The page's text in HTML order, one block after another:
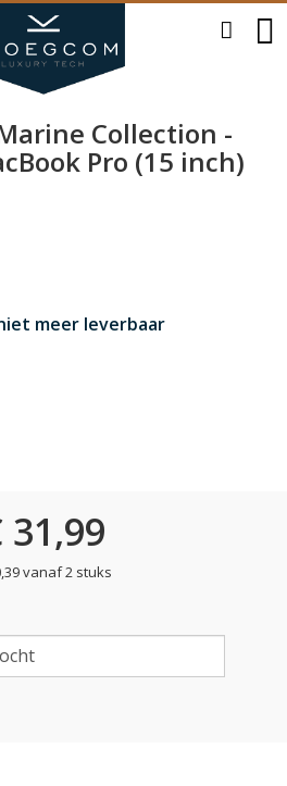
Collection -
Pro (15 inch)
meer leverbaar
31,99
vanaf 2 stuks